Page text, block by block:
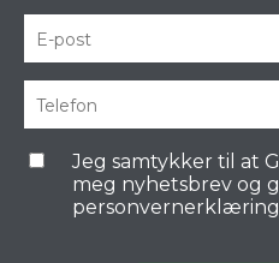
Jeg samtykker til at
meg nyhetsbrev og